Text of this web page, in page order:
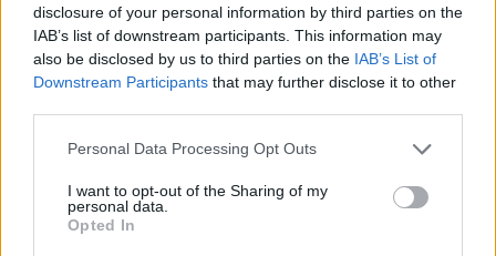
disclosure of your personal information by third parties on the
IAB’s list of downstream participants. This information may
also be disclosed by us to third parties on the IAB’s List of
Downstream Participants that may further disclose it to other
Personal Data Processing Opt Outs
I want to opt-out of the Sharing of my
personal data.
Opted In
nőknek, amikor segítséget kérnek?
A legidegesítőbb kifejezések laza
gyűjteménye
Elyna Robbs: Adéle és az örökölt árnyak